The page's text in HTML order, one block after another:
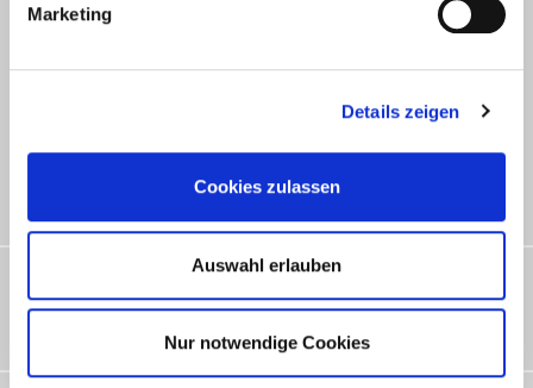
Marketing
Details zeigen
Cookies zulassen
Auswahl erlauben
Nur notwendige Cookies
LAMP Words for Life®
Jetzt auch auf Deutsch. Sprache entwickeln durch Bewegung